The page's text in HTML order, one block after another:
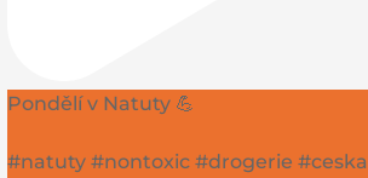
Pondělí v Natuty 💪
#natuty #nontoxic #drogerie #ceska